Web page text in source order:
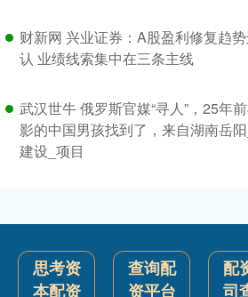
财新网 兴业证券：A股盈利修复趋
认 业绩线索集中在三条主线
武汉世牛 俄罗斯官媒“寻人”，25年
影的中国男孩找到了，来自湖南岳阳
建设_项目
思考资
本配资
查询配
资平台
配
司